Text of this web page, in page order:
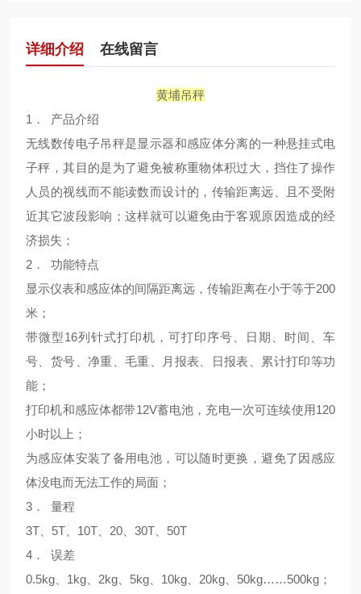
详细介绍 在线留言
黄埔吊秤
1． 产品介绍
无线数传电子吊秤是显示器和感应体分离的一种悬挂式电
子秤，其目的是为了避免被称重物体积过大，挡住了操作
人员的视线而不能读数而设计的，传输距离远、且不受附
近其它波段影响；这样就可以避免由于客观原因造成的经
济损失；
2． 功能特点
显示仪表和感应体的间隔距离远，传输距离在小于等于200
米；
带微型16列针式打印机，可打印序号、日期、时间、车
号、货号、净重、毛重、月报表、日报表、累计打印等功
能；
打印机和感应体都带12V蓄电池，充电一次可连续使用120
小时以上；
为感应体安装了备用电池，可以随时更换，避免了因感应
体没电而无法工作的局面；
3． 量程
3T、5T、10T、20、30T、50T
4． 误差
0.5kg、1kg、2kg、5kg、10kg、20kg、50kg……500kg；